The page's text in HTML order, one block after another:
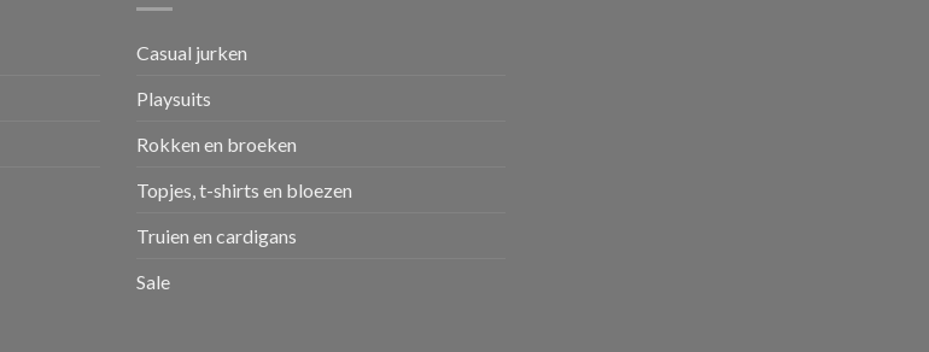
Casual jurken
Playsuits
Rokken en broeken
Topjes, t-shirts en bloezen
Truien en cardigans
Sale